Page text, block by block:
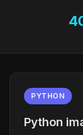
PYTHON
Python